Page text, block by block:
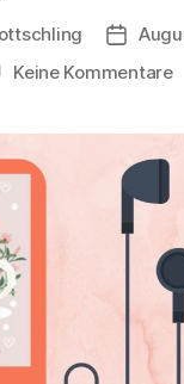
Keine Kommentarezu